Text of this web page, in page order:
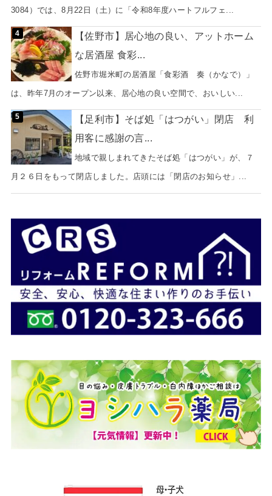
3084）では、8月22日（土）に「令和8年度ハートフルフェ...
【佐野市】居心地の良い、アットホーム
な居酒屋 食彩...
佐野市堀米町の居酒屋「食彩酒 奏（かなで）」
は、昨年7月のオープン以来、居心地の良い空間で、おいしい...
【足利市】そば処「はつがい」閉店 利
用客に感謝の言...
地域で親しまれてきたそば処「はつがい」が、７
月２６日をもって閉店しました。店頭には「閉店のお知らせ」...